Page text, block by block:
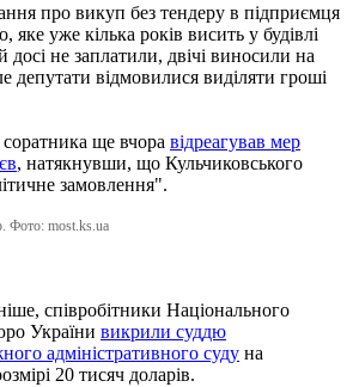
про викуп без тендеру в підприємця
яке уже кілька років висить у будівлі
досі не заплатили, двічі виносили на
депутати відмовилися виділяти гроші
ще вчора відреагував мер
, натякнувши, що Кульчиковського
замовлення".
Фото: most.ks.ua
співробітники Національного
України викрили суддю
адміністративного суду на
20 тисяч доларів.